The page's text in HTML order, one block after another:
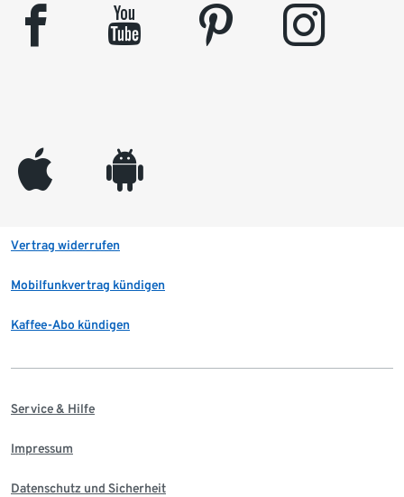
facebook youtube pinterest instagram
appleinc android
Vertrag widerrufen
Mobilfunkvertrag kündigen
Kaffee-Abo kündigen
Service & Hilfe
Impressum
Datenschutz und Sicherheit